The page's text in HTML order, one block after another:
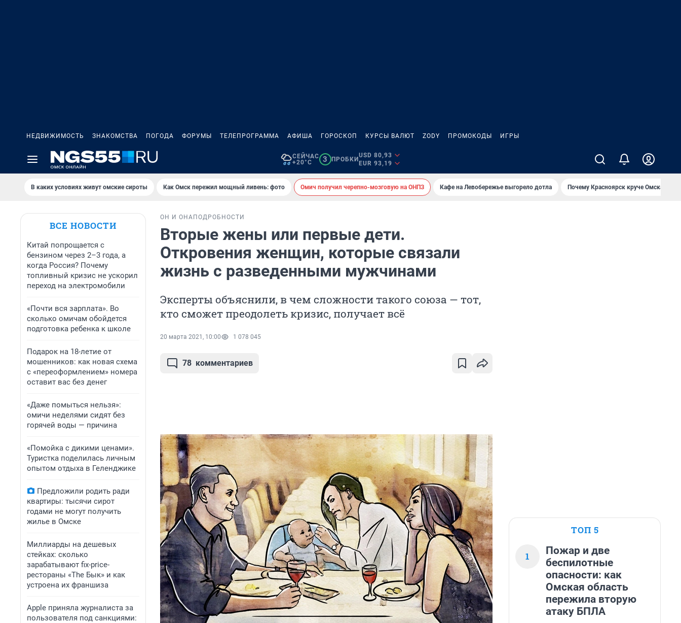
НЕДВИЖИМОСТЬ ЗНАКОМСТВА ПОГОДА ФОРУМЫ ТЕЛЕПРОГРАММА АФИША ГОРОСКОП КУРСЫ ВАЛЮТ ZODY ПРОМОКОДЫ ИГРЫ
СЕЙЧАС
+20°C
3 ПРОБКИ
USD 80,93
EUR 93,19
В каких условиях живут омские сироты Как Омск пережил мощный ливень: фото Омич получил черепно-мозговую на ОНПЗ Кафе на Левобережье выгорело дотла Почему Красноярск круче Омска
ВСЕ НОВОСТИ
Китай попрощается с
бензином через 2–3 года, а
когда Россия? Почему
топливный кризис не ускорил
переход на электромобили
«Почти вся зарплата». Во
сколько омичам обойдется
подготовка ребенка к школе
Подарок на 18-летие от
мошенников: как новая схема
с «переоформлением» номера
оставит вас без денег
«Даже помыться нельзя»:
омичи неделями сидят без
горячей воды — причина
«Помойка с дикими ценами».
Туристка поделилась личным
опытом отдыха в Геленджике
Предложили родить ради
квартиры: тысячи сирот
годами не могут получить
жилье в Омске
Миллиарды на дешевых
стейках: сколько
зарабатывают fix-price-
рестораны «The Бык» и как
устроена их франшиза
Apple приняла журналиста за
пользователя под санкциями:
ОН И ОНА ПОДРОБНОСТИ
Вторые жены или первые дети.
Откровения женщин, которые связали
жизнь с разведенными мужчинами
Эксперты объяснили, в чем сложности такого союза — тот,
кто сможет преодолеть кризис, получает всё
20 марта 2021, 10:00 1 078 045
78 комментариев
ТОП 5
1
Пожар и две
беспилотные
опасности: как
Омская область
пережила вторую
атаку БПЛА